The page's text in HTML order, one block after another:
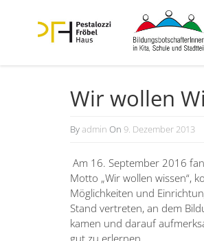
Wir wollen
Byadmin On 9. Dezember 2013
Am 16. September 2016
Motto „Wir wollen wissen“,
Möglich­keiten und
Stand vertreten, an dem
kamen und darauf
gut zu erlernen.